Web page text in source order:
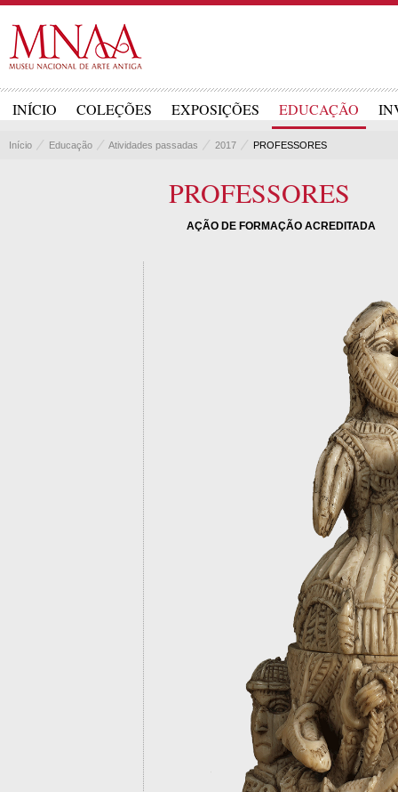
INÍCIO COLEÇÕES EXPOSIÇÕES EDUCAÇÃO
Início Educação Atividades passadas 2017 PROFESSORES
PROFESSORES
AÇÃO DE FORMAÇÃO ACREDITADA